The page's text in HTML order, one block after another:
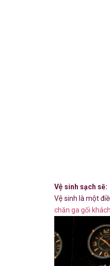
Vệ sinh sạch sẽ:
Vệ sinh là một
chăn ga gối